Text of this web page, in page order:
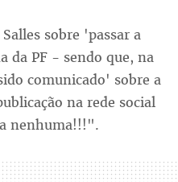
sobre 'passar a
da PF - sendo que, na
comunicado' sobre a
na rede social
nenhuma!!!".